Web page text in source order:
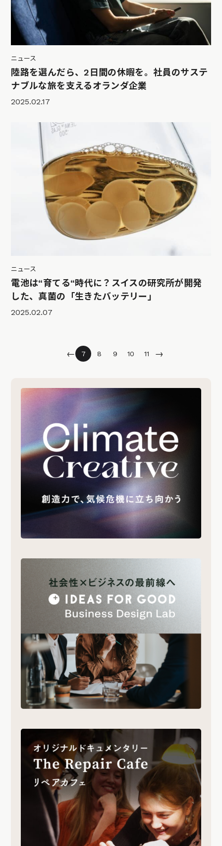
ニュース
陸路を選んだら、2日間の休暇を。社員のサステ
ナブルな旅を支えるオランダ企業
2025.02.17
ニュース
電池は“育てる“時代に？スイスの研究所が開発
した、真菌の「生きたバッテリー」
2025.02.07
← 7 8 9 10 11 →